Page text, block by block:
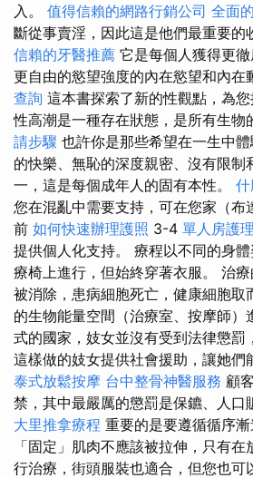
入。 值得信賴的網路行銷公司 全面
斷從事賣淫，因此這是他們最重要的
信賴的牙醫推薦 它是每個人獲得更徹
更自由的慾望強度的內在慾望和內在
查詢 這本書探索了新的性觀點，為
性高潮是一種存在狀態，是所有生物
請步驟 也許你是那些希望在一生中
的快樂、無恥的深度親密、沒有限制
一，這是每個成年人的固有本性。 什
您在混亂中需要支持，可在您家（布
前 如何快速辦理護照 3-4 單人房護
提供個人化支持。 療程以不同的身
療椅上進行，但始終穿著衣服。 治
被消除，患病細胞死亡，健康細胞取
的生物能量空間（治療室、按摩師）
式的國家，妓女並沒有受到法律懲罰
這樣做的妓女提供社會援助，讓她們
泰式放鬆按摩 台中整骨神醫服務 顧
禁，其中最嚴厲的懲罰是保鑣、人口
大里推拿療程 重要的是要遵循循序
「固定」肌肉不應該被拉伸，只有
行治療，街頭服裝也適合，但您也可